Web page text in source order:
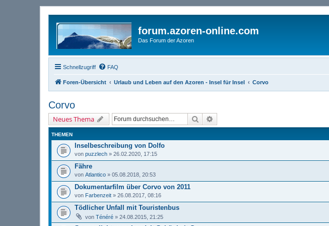
forum.azoren-online.com
Das Forum der Azoren
Schnellzugriff FAQ
Foren-Übersicht Urlaub und Leben auf den Azoren - Insel für Insel Corvo
Corvo
Neues Thema Suche
THEMEN
Inselbeschreibung von Dolfo
von puzzlech » 26.02.2020, 17:15
Fähre
von Atlantico » 05.08.2018, 20:53
Dokumentarfilm über Corvo von 2011
von Farbenzeit » 26.08.2017, 08:16
Tödlicher Unfall mit Touristenbus
von Ténéré » 24.08.2015, 21:25